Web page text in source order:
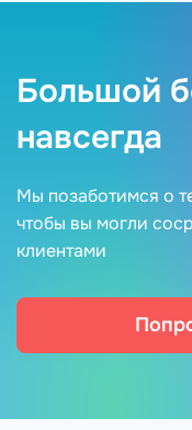
Большой
навсегда
Мы позаботимся о
чтобы вы могли
клиентами